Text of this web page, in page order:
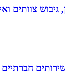
צוותים